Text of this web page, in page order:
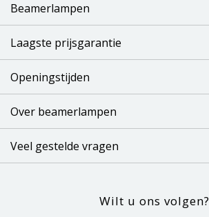
Beamerlampen
Laagste prijsgarantie
Openingstijden
Over beamerlampen
Veel gestelde vragen
Wilt u ons volgen?